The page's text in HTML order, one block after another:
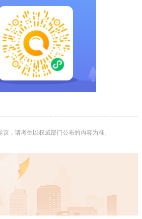
，请考生以权威部门公布的内容为准。